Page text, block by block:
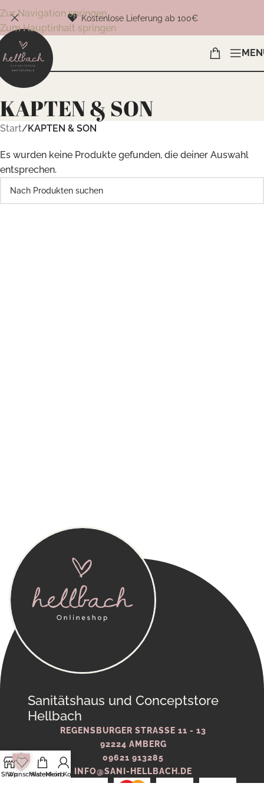
Zur Navigation springen
Zum Hauptinhalt springen
Kostenlose Lieferung ab 100€
KAPTEN & SON
Start/KAPTEN & SON
Es wurden keine Produkte gefunden, die deiner Auswahl
entsprechen.
Sanitätshaus und Conceptstore
Hellbach
REGENSBURGER STRASSE 11 - 13
92224 AMBERG
09621 913285
INFO@SANI-HELLBACH.DE
Shop
WunschlisteWarenkorb
Mein Konto